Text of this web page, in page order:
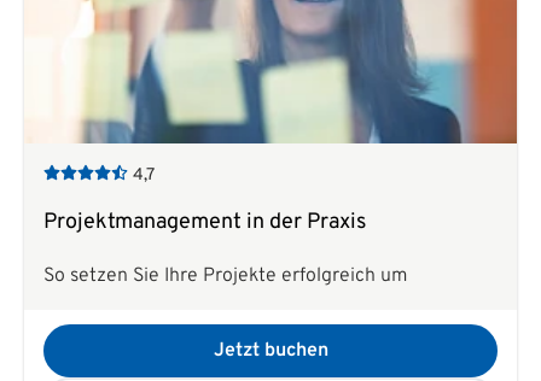
4,7
Projektmanagement in der Praxis
So setzen Sie Ihre Projekte erfolgreich um
Jetzt buchen